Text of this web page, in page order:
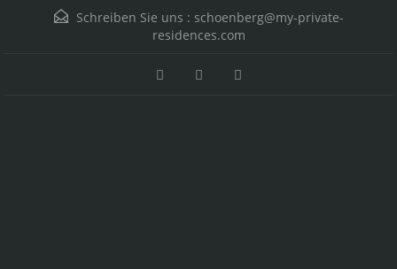
Schreiben Sie uns : schoenberg@my-private-
residences.com